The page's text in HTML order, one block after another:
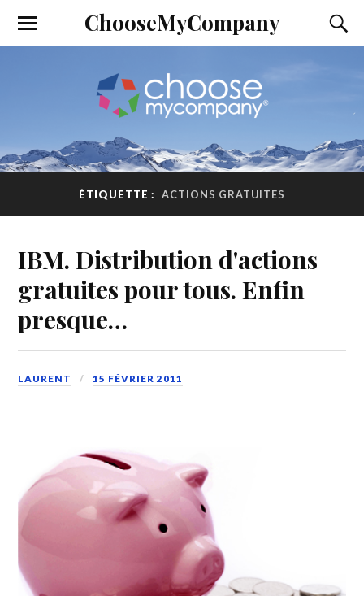
ChooseMyCompany
ÉTIQUETTE : ACTIONS GRATUITES
IBM. Distribution d'actions
gratuites pour tous. Enfin
presque…
LAURENT 15 FÉVRIER 2011